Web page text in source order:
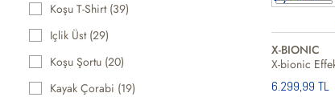
Koşu T-Shirt (39)
Içlik Üst (29)
Koşu Şortu (20)
Kayak Çorabi (19)
X-BIONIC
6.299,99 TL